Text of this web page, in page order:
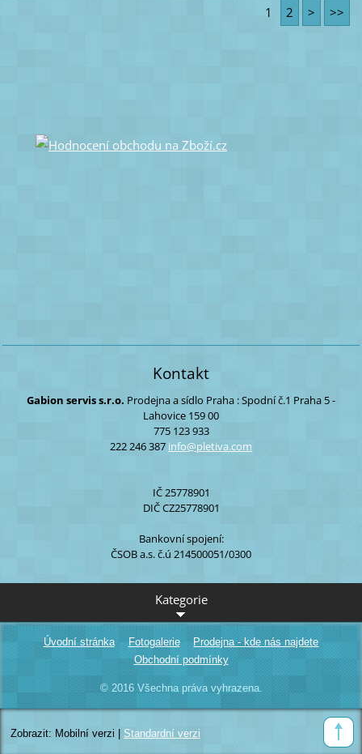
1 2 > >>
Kontakt
Gabion servis s.r.o. Prodejna a sídlo Praha :Spodní č.1 Praha 5 -
Lahovice 159 00
775 123 933
222 246 387 info@pletiva.com
IČ 25778901
DIČ CZ25778901
Bankovní spojení:
ČSOB a.s. č.ú 214500051/0300
Kategorie
Úvodní stránka Fotogalerie
Prodejna - kde nás najdete
Obchodní podmínky
© 2016 Všechna práva vyhrazena.
Zobrazit: Mobilní verzi | Standardní verzi